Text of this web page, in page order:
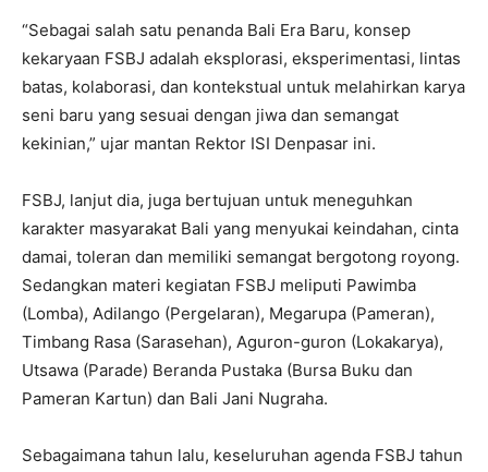
“Sebagai salah satu penanda Bali Era Baru, konsep
kekaryaan FSBJ adalah eksplorasi, eksperimentasi, lintas
batas, kolaborasi, dan kontekstual untuk melahirkan karya
seni baru yang sesuai dengan jiwa dan semangat
kekinian,” ujar mantan Rektor ISI Denpasar ini.
FSBJ, lanjut dia, juga bertujuan untuk meneguhkan
karakter masyarakat Bali yang menyukai keindahan, cinta
damai, toleran dan memiliki semangat bergotong royong.
Sedangkan materi kegiatan FSBJ meliputi Pawimba
(Lomba), Adilango (Pergelaran), Megarupa (Pameran),
Timbang Rasa (Sarasehan), Aguron-guron (Lokakarya),
Utsawa (Parade) Beranda Pustaka (Bursa Buku dan
Pameran Kartun) dan Bali Jani Nugraha.
Sebagaimana tahun lalu, keseluruhan agenda FSBJ tahun